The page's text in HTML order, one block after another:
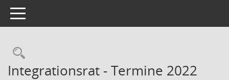
Toggle navigation
Rechercheauswahl
Integrationsrat - Termine 2022